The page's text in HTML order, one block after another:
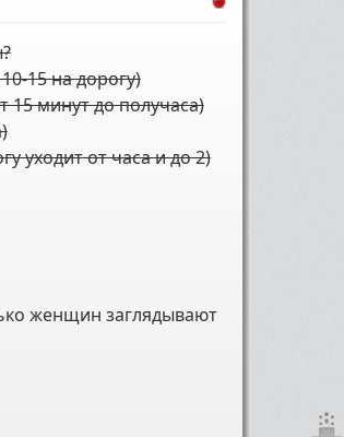
15 на дорогу)
15 минут до получаса)
уходит от часа и до 2)
женщин заглядывают